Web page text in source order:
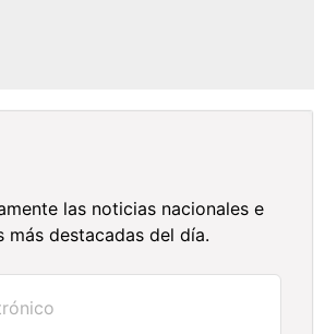
las noticias nacionales e
más destacadas del día.